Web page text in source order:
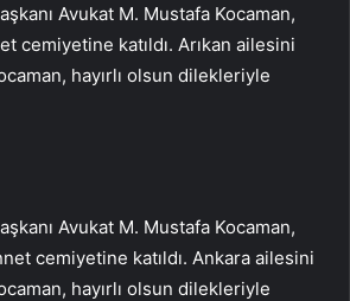
Avukat M. Mustafa Kocaman,
cemiyetine katıldı. Arıkan ailesini
hayırlı olsun dilekleriyle
Avukat M. Mustafa Kocaman,
cemiyetine katıldı. Ankara ailesini
hayırlı olsun dilekleriyle